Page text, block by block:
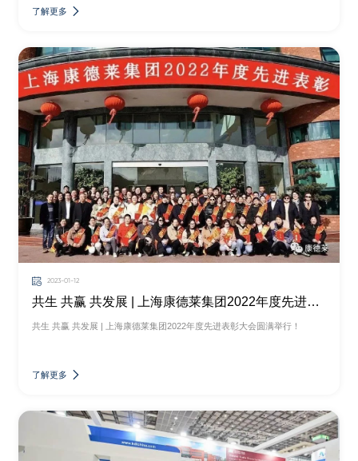
了解更多
2023-01-12
共生 共赢 共发展 | 上海康德莱集团2022年度先进表彰大会圆满举行！
共生 共赢 共发展 | 上海康德莱集团2022年度先进表彰大会圆满举行！
了解更多